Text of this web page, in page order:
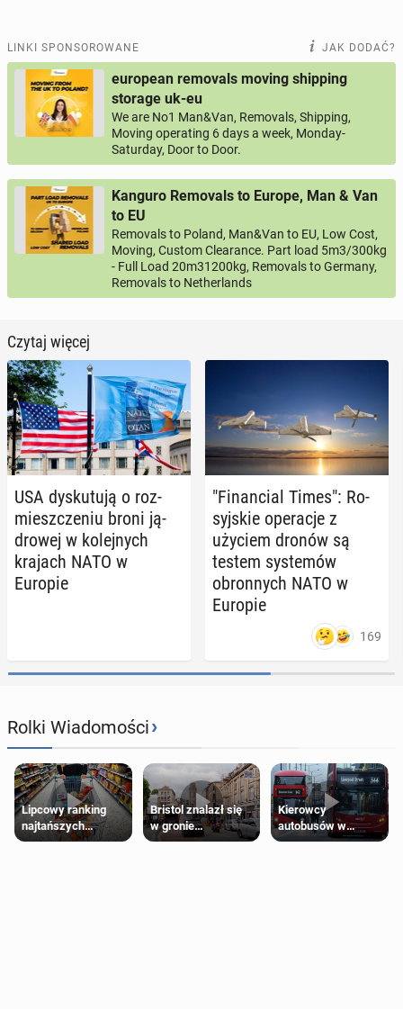
LINKI SPONSOROWANE JAK DODAĆ?
european removals moving shipping
storage uk-eu
We are No1 Man&Van, Removals, Shipping,
Moving operating 6 days a week, Monday-
Saturday, Door to Door.
Kanguro Removals to Europe, Man & Van
to EU
Removals to Poland, Man&Van to EU, Low Cost,
Moving, Custom Clearance. Part load 5m3/300kg
- Full Load 20m31200kg, Removals to Germany,
Removals to Netherlands
Czytaj więcej
USA dys­ku­tu­ją o roz­
miesz­cze­niu broni ją­
dro­wej w ko­lej­nych
krajach NATO w
Europie
"Fi­nan­cial Times": Ro­
syj­skie ope­ra­cje z
użyciem dronów są
testem sys­te­mów
obron­nych NATO w
Europie
169
Rolki Wiadomości›
Lipcowy ranking
najtańszych
supermarketów
Bristol znalazł się
w gronie
najlepszych
Kierowcy
autobusów w
Londynie